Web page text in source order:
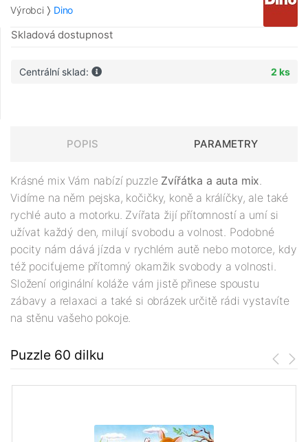
Výrobci Dino
Skladová dostupnost
Centrální sklad: 2 ks
POPIS PARAMETRY
Krásné mix Vám nabízí puzzle Zvířátka a auta mix.
Vidíme na něm pejska, kočičky, koně a králíčky, ale také
rychlé auto a motorku. Zvířata žijí přítomností a umí si
užívat každý den, milují svobodu a volnost. Podobné
pocity nám dává jízda v rychlém autě nebo motorce, kdy
též pociťujeme přítomný okamžik svobody a volnosti.
Složení originální koláže vám jistě přinese spoustu
zábavy a relaxaci a také si obrázek určitě rádi vystavíte
na stěnu vašeho pokoje.
Puzzle 60 dilku